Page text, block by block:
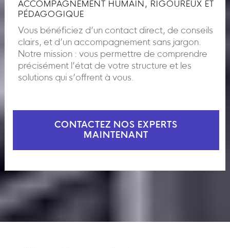
ACCOMPAGNEMENT HUMAIN, RIGOUREUX ET
PÉDAGOGIQUE
Vous bénéficiez d’un contact direct, de conseils
clairs, et d’un accompagnement sans jargon.
Notre mission : vous permettre de comprendre
précisément l’état de votre structure et les
solutions qui s’offrent à vous.
CONTACTEZ NOS EXPERTS
MAINTENANT